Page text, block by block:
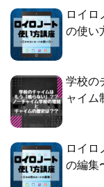
ロイロ
の使い
学校の
ャイム
ロイロ
の編集